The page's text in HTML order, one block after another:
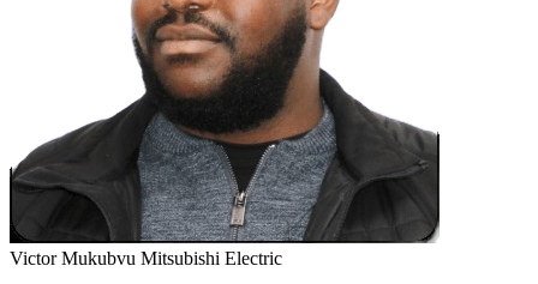
Victor Mukubvu Mitsubishi Electric